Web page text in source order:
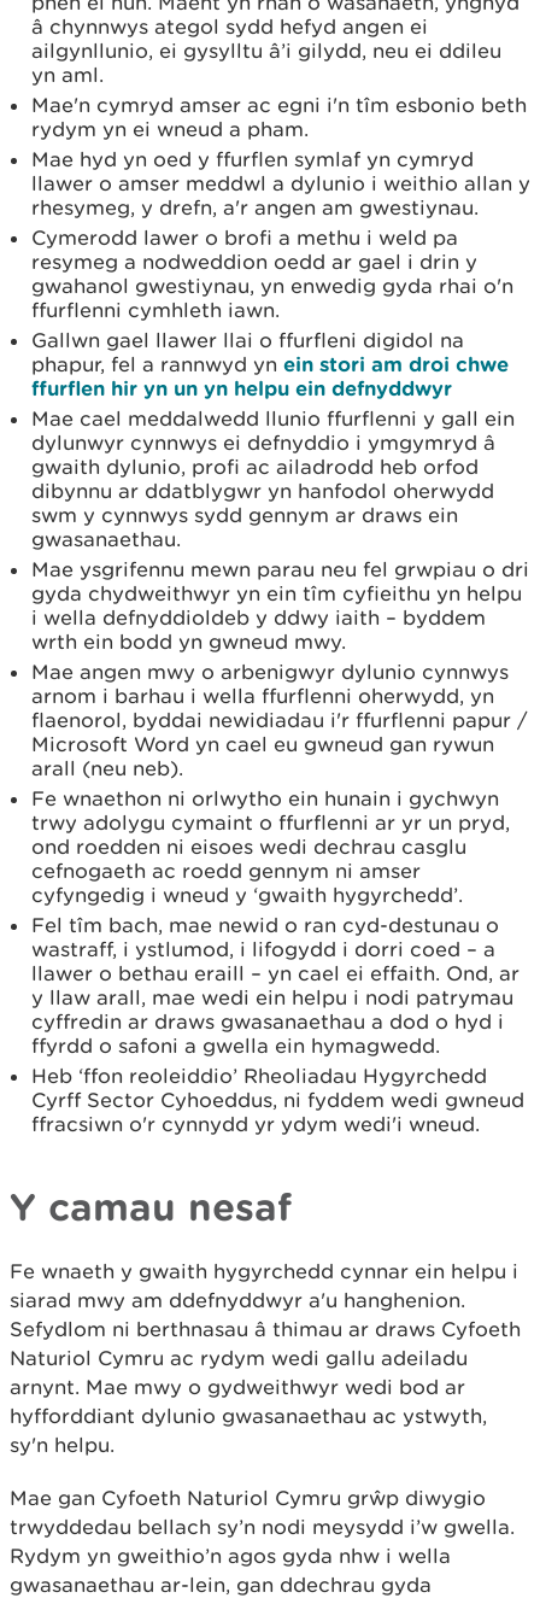
â chynnwys ategol sydd hefyd angen ei
ailgynllunio, ei gysylltu â’i gilydd, neu ei ddileu
yn aml.
Mae'n cymryd amser ac egni i'n tîm esbonio beth
rydym yn ei wneud a pham.
Mae hyd yn oed y ffurflen symlaf yn cymryd
llawer o amser meddwl a dylunio i weithio allan y
rhesymeg, y drefn, a'r angen am gwestiynau.
Cymerodd lawer o brofi a methu i weld pa
resymeg a nodweddion oedd ar gael i drin y
gwahanol gwestiynau, yn enwedig gyda rhai o'n
ffurflenni cymhleth iawn.
Gallwn gael llawer llai o ffurfleni digidol na
phapur, fel a rannwyd yn ein stori am droi chwe
ffurflen hir yn un yn helpu ein defnyddwyr
Mae cael meddalwedd llunio ffurflenni y gall ein
dylunwyr cynnwys ei defnyddio i ymgymryd â
gwaith dylunio, profi ac ailadrodd heb orfod
dibynnu ar ddatblygwr yn hanfodol oherwydd
swm y cynnwys sydd gennym ar draws ein
gwasanaethau.
Mae ysgrifennu mewn parau neu fel grwpiau o dri
gyda chydweithwyr yn ein tîm cyfieithu yn helpu
i wella defnyddioldeb y ddwy iaith – byddem
wrth ein bodd yn gwneud mwy.
Mae angen mwy o arbenigwyr dylunio cynnwys
arnom i barhau i wella ffurflenni oherwydd, yn
flaenorol, byddai newidiadau i'r ffurflenni papur /
Microsoft Word yn cael eu gwneud gan rywun
arall (neu neb).
Fe wnaethon ni orlwytho ein hunain i gychwyn
trwy adolygu cymaint o ffurflenni ar yr un pryd,
ond roedden ni eisoes wedi dechrau casglu
cefnogaeth ac roedd gennym ni amser
cyfyngedig i wneud y ‘gwaith hygyrchedd’.
Fel tîm bach, mae newid o ran cyd-destunau o
wastraff, i ystlumod, i lifogydd i dorri coed – a
llawer o bethau eraill – yn cael ei effaith. Ond, ar
y llaw arall, mae wedi ein helpu i nodi patrymau
cyffredin ar draws gwasanaethau a dod o hyd i
ffyrdd o safoni a gwella ein hymagwedd.
Heb ‘ffon reoleiddio’ Rheoliadau Hygyrchedd
Cyrff Sector Cyhoeddus, ni fyddem wedi gwneud
ffracsiwn o'r cynnydd yr ydym wedi'i wneud.
Y camau nesaf
Fe wnaeth y gwaith hygyrchedd cynnar ein helpu i
siarad mwy am ddefnyddwyr a'u hanghenion.
Sefydlom ni berthnasau â thimau ar draws Cyfoeth
Naturiol Cymru ac rydym wedi gallu adeiladu
arnynt. Mae mwy o gydweithwyr wedi bod ar
hyfforddiant dylunio gwasanaethau ac ystwyth,
sy'n helpu.
Mae gan Cyfoeth Naturiol Cymru grŵp diwygio
trwyddedau bellach sy’n nodi meysydd i’w gwella.
Rydym yn gweithio’n agos gyda nhw i wella
gwasanaethau ar-lein, gan ddechrau gyda